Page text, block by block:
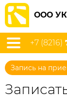
ООО
+7 (8216)
Запись на